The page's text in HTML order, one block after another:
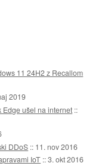
11 24H2 z Recallom
2019
Edge ušel na internet ::
DDoS :: 11. nov 2016
IoT ::3. okt 2016